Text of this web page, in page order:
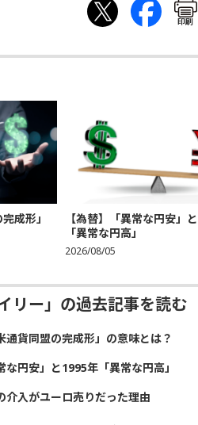
印刷
成形」
【為替】「異常な円安」
「異常な円高」
2026/08/05
リー」の過去記事を読む
通貨同盟の完成形」の意味とは？
な円安」と1995年「異常な円高」
介入がユーロ売りだった理由